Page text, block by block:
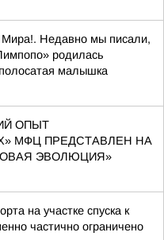
Мира!. Недавно мы писали,
родилась
малышка
ОПЫТ
МФЦ ПРЕДСТАВЛЕН НА
ЭВОЛЮЦИЯ»
на участке спуска к
частично ограничено